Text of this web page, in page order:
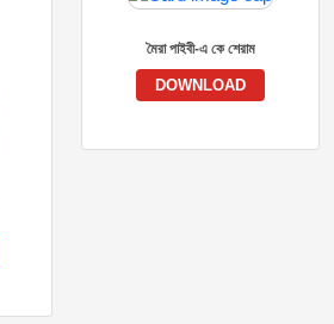
মৈরা পাইবী-এ কে শেরাম
DOWNLOAD